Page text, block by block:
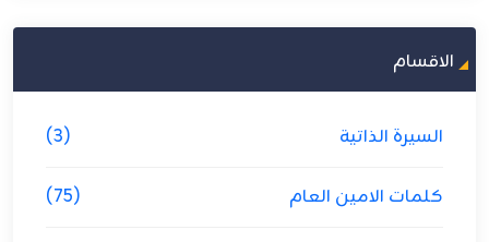
الاقسام
السيرة الذاتية (3)
كلمات الامين العام (75)